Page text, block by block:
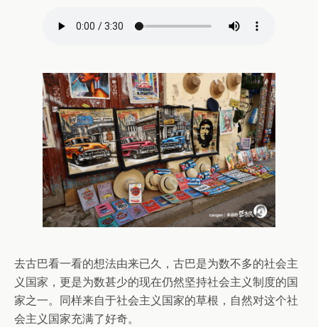
去古巴看一看的想法由来已久，古巴是为数不多的社会主
义国家，更是为数甚少的现在仍然坚持社会主义制度的国
家之一。同样来自于社会主义国家的草根，自然对这个社
会主义国家充满了好奇。